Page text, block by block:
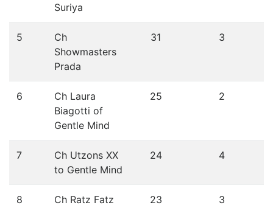
Suriya
5
Ch
Showmasters
Prada
31 3
6
Ch Laura
Biagotti of
Gentle Mind
25 2
7
Ch Utzons XX
to Gentle Mind
24 4
8
Ch Ratz Fatz
23 3